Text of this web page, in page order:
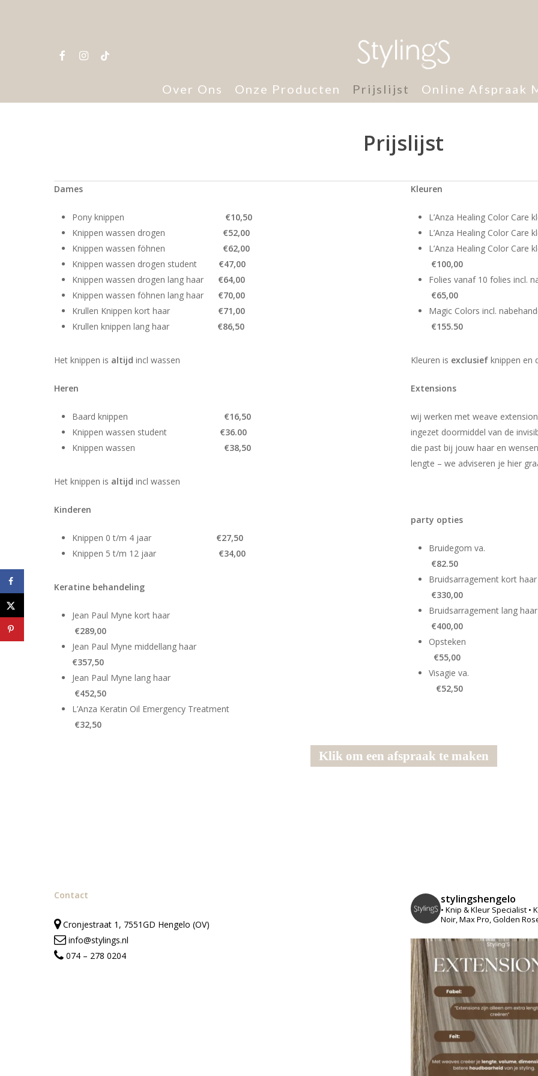
Hit enter to search or ESC to close
facebook
instagram
tiktok
Over Ons Onze Producten Prijslijst Online Afspraak
Prijslijst
Dames
Pony knippen €10,50
Knippen wassen drogen €52,00
Knippen wassen föhnen €62,00
Knippen wassen drogen student €47,00
Knippen wassen drogen lang haar €64,00
Knippen wassen föhnen lang haar €70,00
Krullen Knippen kort haar €71,00
Krullen knippen lang haar €86,50
Het knippen is altijdincl wassen
Heren
Baard knippen €16,50
Knippen wassen student €36.00
Knippen wassen €38,50
Het knippen is altijdincl wassen
Kinderen
Knippen 0 t/m 4 jaar €27,50
Knippen 5 t/m 12 jaar €34,00
Keratine behandeling
Jean Paul Myne kort haar
€289,00
Jean Paul Myne middellang haar
€357,50
Jean Paul Myne lang haar
€452,50
L’Anza Keratin Oil Emergency Treatment
€32,50
Kleuren
L’Anza Healing Color
L’Anza Healing Color
L’Anza Healing Color
€100,00
Folies vanaf 10
€65,00
Magic
€155.50
Kleuren is exclusiefknippen en
Extensions
wij werken met weave
ingezet doormiddel van de
die past bij jouw haar en
lengte – we adviseren je hier
party opties
€82.50
€330,00
€400,00
€55,00
€52,50
Klik om een afspraak te maken
Contact
Cronjestraat 1, 7551GD Hengelo (OV)
info@stylings.nl
074 – 278 0204
stylingshengelo
• Knip & Kleur Specialist •
Noir, Max Pro, Golden